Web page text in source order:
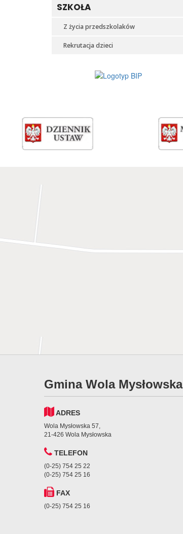
SZKOŁA
Z życia przedszkolaków
Rekrutacja dzieci
Gmina Wola Mysłowska
ADRES
Wola Mysłowska 57,
21-426 Wola Mysłowska
TELEFON
(0-25) 754 25 22
(0-25) 754 25 16
FAX
(0-25) 754 25 16